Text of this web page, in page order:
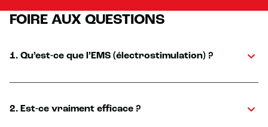
FOIRE AUX QUESTIONS
1. Qu’est-ce que l’EMS (électrostimulation) ?
2. Est-ce vraiment efficace ?